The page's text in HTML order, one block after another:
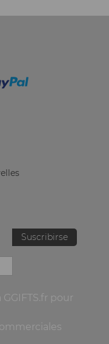
Suscribirse
pour